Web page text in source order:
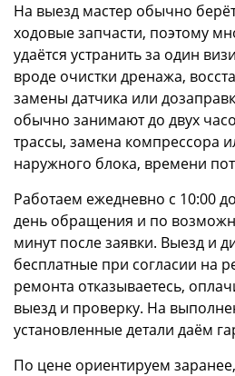
На выезд мастер обычно
ходовые запчасти, поэтому
удаётся устранить за один
вроде очистки дренажа,
замены датчика или
обычно занимают до двух
трассы, замена компрессора
наружного блока, времени
Работаем ежедневно с 10:00
день обращения и по
минут после заявки. Выезд и
бесплатные при согласии на
ремонта отказываетесь,
выезд и проверку. На
установленные детали даём
По цене ориентируем